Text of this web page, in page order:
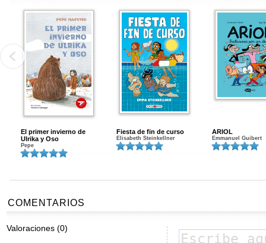
El primer invierno de
Ulrika y Oso
Pepe
Fiesta de fin de curso
Elisabeth Steinkellner
ARIOL
Emmanuel Guibert
COMENTARIOS
Valoraciones (0)